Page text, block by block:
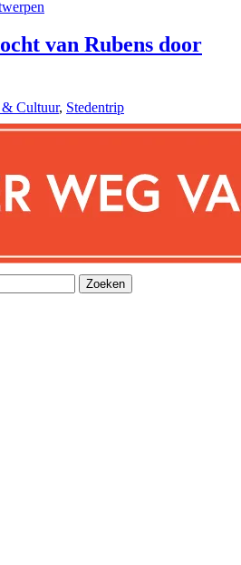
van Rubens door
Cultuur, Stedentrip